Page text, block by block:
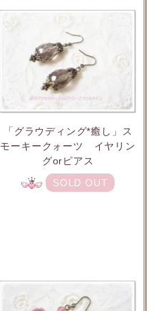
「グラウディング*癒し」ス
モーキークォーツ イヤリン
グorピアス
SOLD OUT